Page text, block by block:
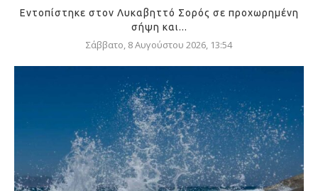
Εντοπίστηκε στον Λυκαβηττό Σορός σε προχωρημένη
σήψη και...
Σάββατο, 8 Αυγούστου 2026, 13:54